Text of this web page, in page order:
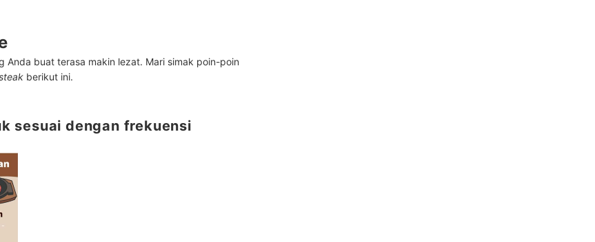
Anda buat terasa makin lezat. Mari simak poin-poin
berikut ini.
sesuai dengan frekuensi